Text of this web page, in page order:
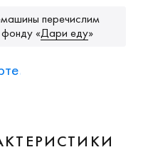
перечислим
фонду«Дари еду»